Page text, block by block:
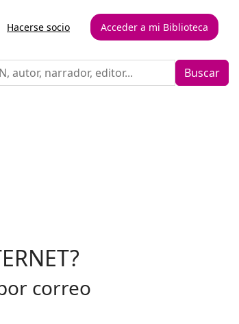
Hacerse socio Acceder a mi Biblioteca
Buscar
correo